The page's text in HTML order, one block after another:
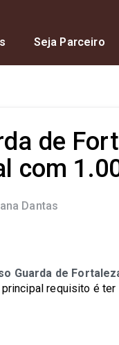
Seja Parceiro
de
com
Dantas
Guarda de
requisito é